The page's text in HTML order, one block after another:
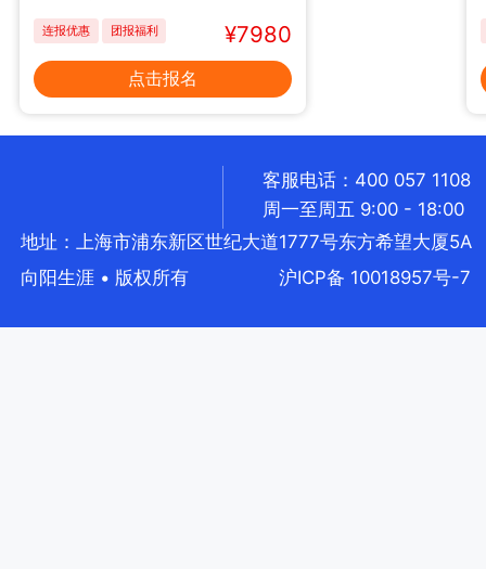
连报优惠 团报福利 ¥7980
点击报名 点击
客服电话：400 057 1108
周一至周五 9:00 - 18:00
地址：上海市浦东新区世纪大道1777号东方希望大厦5A
向阳生涯 • 版权所有
沪ICP备 10018957号-7